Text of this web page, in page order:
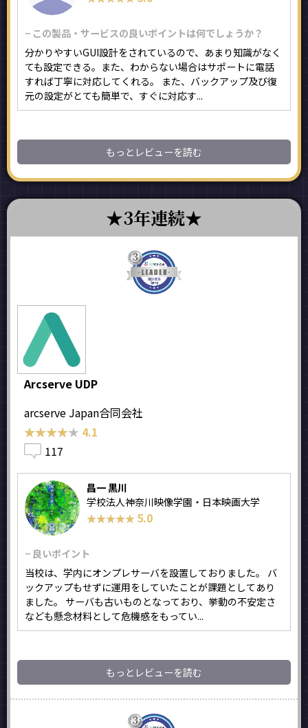
− この製品・サービスの良いポイントは何でしょうか？
分かりやすいGUI設計をされているので、あまり知識がなく
ても設定できる。また、わからない場合はサポートに電話
すれば丁寧に対応してくれる。 また、バックアップ及び復
元の設定がとても簡単で、すぐに対応す...
もっとレビューを読む
3年連続
Arcserve UDP
arcserve Japan合同会社
★★★★★
★★★★★ 4.1
117
昌一 黒川
学校法人神奈川映像学園・日本映画大学
★★★★★
★★★★★ 5.0
− 良いポイント
当校は、学内にオンプレサーバを設置しておりました。 バ
ックアップもせずに運用をしていたことが課題としてあり
ました。 サーバも古いものとなっており、挙動の不安定さ
なども懸念材料として危機感をもってい...
もっとレビューを読む